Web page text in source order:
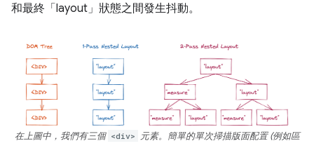
和最終「layout」 狀態之間發生抖動。
在上圖中，我們有三個 <div>
元素。簡單的單次掃描版面配置 (例如區